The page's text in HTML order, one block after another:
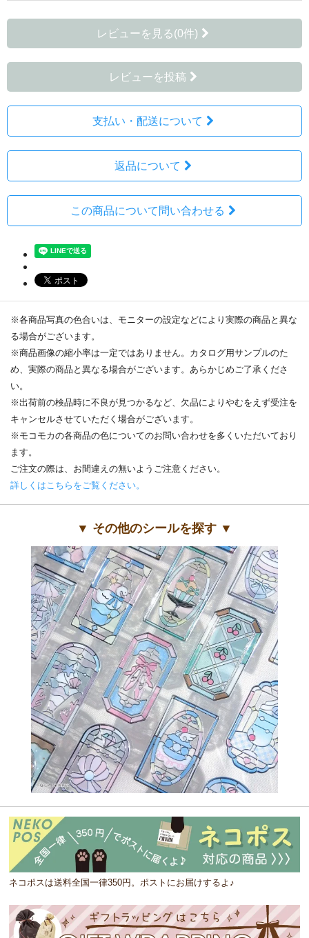
レビューを見る(0件)
レビューを投稿
支払い・配送について
返品について
この商品について問い合わせる
※各商品写真の色合いは、モニターの設定などにより実際の商品と異な
る場合がございます。
※商品画像の縮小率は一定ではありません。カタログ用サンプルのた
め、実際の商品と異なる場合がございます。あらかじめご了承くださ
い。
※出荷前の検品時に不良が見つかるなど、欠品によりやむをえず受注を
キャンセルさせていただく場合がございます。
※モコモカの各商品の色についてのお問い合わせを多くいただいており
ます。
ご注文の際は、お間違えの無いようご注意ください。
詳しくはこちらをご覧ください。
▼ その他のシールを探す ▼
ネコポスは送料全国一律350円。ポストにお届けするよ♪